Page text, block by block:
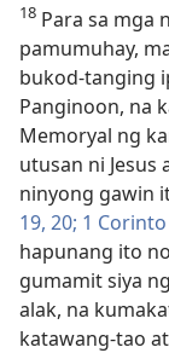
18 Para sa mga
pamumuhay,
bukod-tanging
Panginoon, na
Memoryal ng
utusan ni Jesus
ninyong gawin
19, 20; 1
hapunang ito
gumamit siya
alak, na
katawang-tao